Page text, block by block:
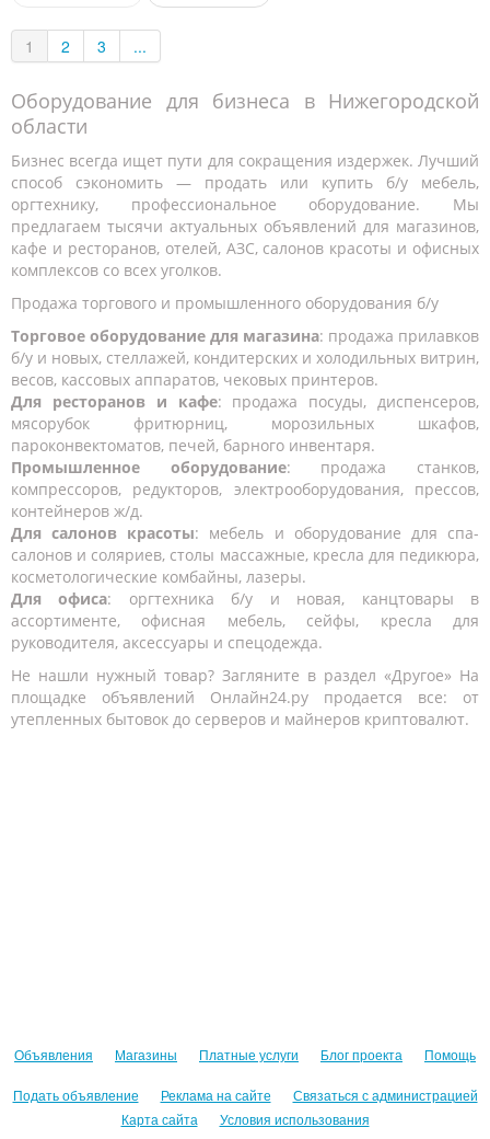
1 2 3 ...
Оборудование для бизнеса в Нижегородской
области
Бизнес всегда ищет пути для сокращения издержек. Лучший
способ сэкономить — продать или купить б/у мебель,
оргтехнику, профессиональное оборудование. Мы
предлагаем тысячи актуальных объявлений для магазинов,
кафе и ресторанов, отелей, АЗС, салонов красоты и офисных
комплексов со всех уголков.
Продажа торгового и промышленного оборудования б/у
Торговое оборудование для магазина: продажа прилавков
б/у и новых, стеллажей, кондитерских и холодильных витрин,
весов, кассовых аппаратов, чековых принтеров.
Для ресторанов и кафе: продажа посуды, диспенсеров,
мясорубок фритюрниц, морозильных шкафов,
пароконвектоматов, печей, барного инвентаря.
Промышленное оборудование: продажа станков,
компрессоров, редукторов, электрооборудования, прессов,
контейнеров ж/д.
Для салонов красоты: мебель и оборудование для спа-
салонов и соляриев, столы массажные, кресла для педикюра,
косметологические комбайны, лазеры.
Для офиса: оргтехника б/у и новая, канцтовары в
ассортименте, офисная мебель, сейфы, кресла для
руководителя, аксессуары и спецодежда.
Не нашли нужный товар? Загляните в раздел «Другое» На
площадке объявлений Онлайн24.ру продается все: от
утепленных бытовок до серверов и майнеров криптовалют.
Объявления Магазины Платные услуги Блог проекта Помощь
Подать объявление Реклама на сайте
Связаться с администрацией
Карта сайта
Условия использования